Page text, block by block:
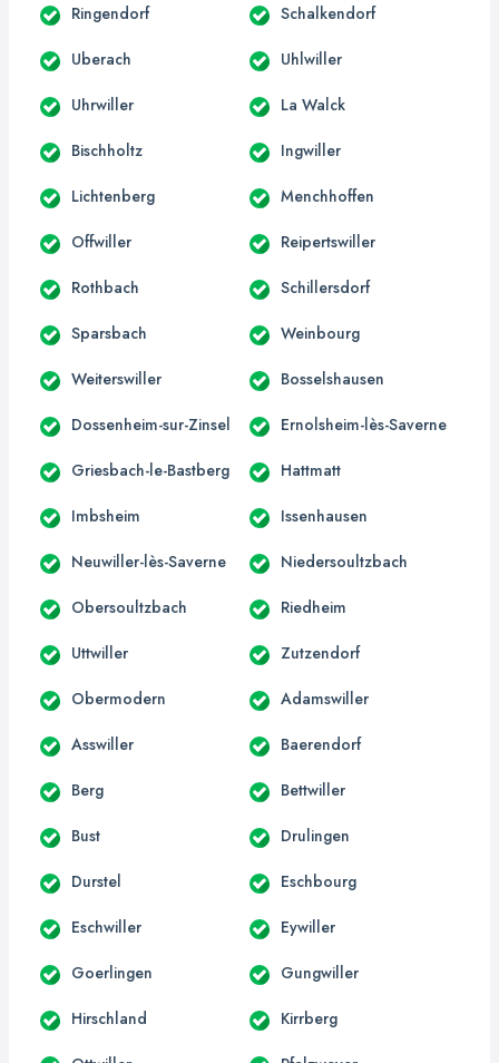
Ringendorf Schalkendorf
Uberach Uhlwiller
Uhrwiller La Walck
Bischholtz Ingwiller
Lichtenberg Menchhoffen
Offwiller Reipertswiller
Rothbach Schillersdorf
Sparsbach Weinbourg
Weiterswiller Bosselshausen
Dossenheim-sur-Zinsel Ernolsheim-lès-Saverne
Griesbach-le-Bastberg Hattmatt
Imbsheim Issenhausen
Neuwiller-lès-Saverne Niedersoultzbach
Obersoultzbach Riedheim
Uttwiller Zutzendorf
Obermodern Adamswiller
Asswiller Baerendorf
Berg Bettwiller
Bust Drulingen
Durstel Eschbourg
Eschwiller Eywiller
Goerlingen Gungwiller
Hirschland Kirrberg